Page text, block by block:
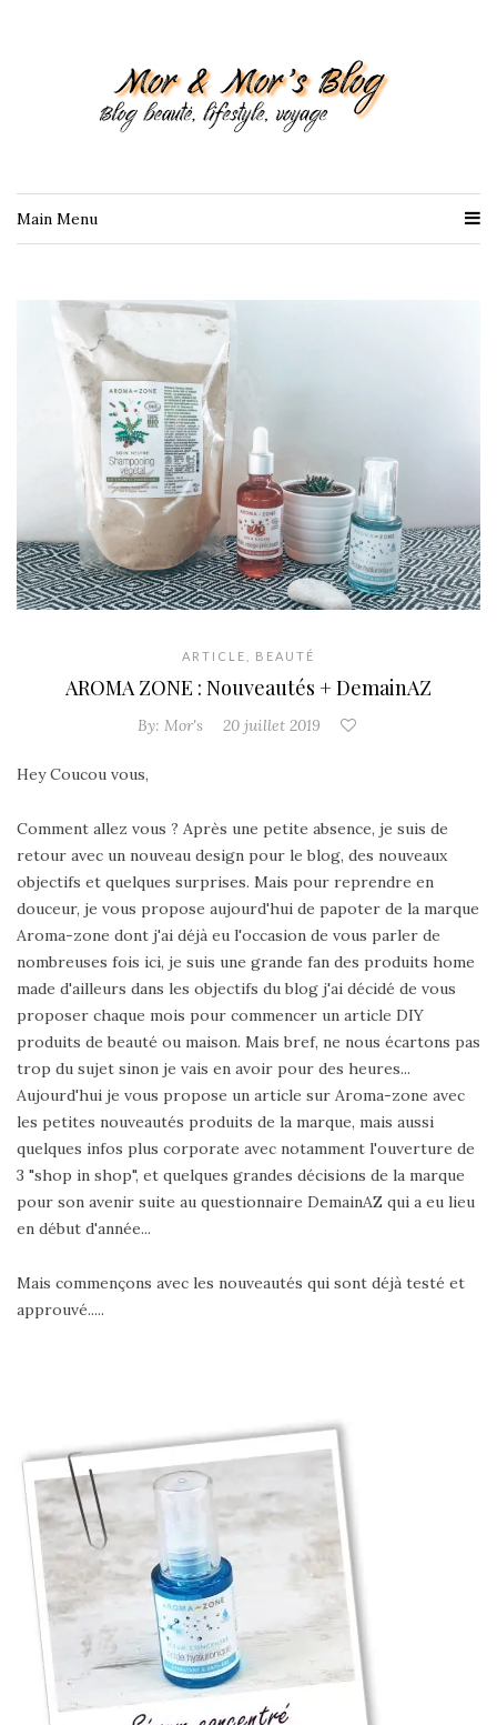
Main Menu
ARTICLE BEAUTÉ
AROMA ZONE : Nouveautés + DemainAZ
By: Mor's 20 juillet 2019
Hey Coucou vous,
Comment allez vous ? Après une petite absence, je suis de
retour avec un nouveau design pour le blog, des nouveaux
objectifs et quelques surprises. Mais pour reprendre en
douceur, je vous propose aujourd'hui de papoter de la marque
Aroma-zone dont j'ai déjà eu l'occasion de vous parler de
nombreuses fois ici, je suis une grande fan des produits home
made d'ailleurs dans les objectifs du blog j'ai décidé de vous
proposer chaque mois pour commencer un article DIY
produits de beauté ou maison. Mais bref, ne nous écartons pas
trop du sujet sinon je vais en avoir pour des heures...
Aujourd'hui je vous propose un article sur Aroma-zone avec
les petites nouveautés produits de la marque, mais aussi
quelques infos plus corporate avec notamment l'ouverture de
3 "shop in shop", et quelques grandes décisions de la marque
pour son avenir suite au questionnaire DemainAZ qui a eu lieu
en début d'année...
Mais commençons avec les nouveautés qui sont déjà testé et
approuvé.....